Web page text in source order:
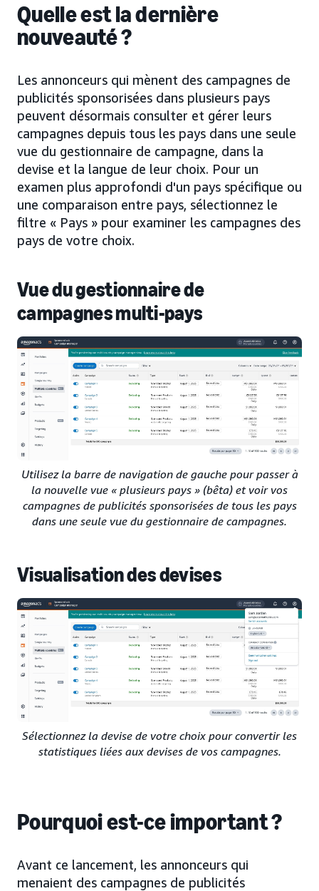
Quelle est la dernière
nouveauté ?
Les annonceurs qui mènent des campagnes de
publicités sponsorisées dans plusieurs pays
peuvent désormais consulter et gérer leurs
campagnes depuis tous les pays dans une seule
vue du gestionnaire de campagne, dans la
devise et la langue de leur choix. Pour un
examen plus approfondi d'un pays spécifique ou
une comparaison entre pays, sélectionnez le
filtre « Pays » pour examiner les campagnes des
pays de votre choix.
Vue du gestionnaire de
campagnes multi-pays
Utilisez la barre de navigation de gauche pour passer à
la nouvelle vue « plusieurs pays » (bêta) et voir vos
campagnes de publicités sponsorisées de tous les pays
dans une seule vue du gestionnaire de campagnes.
Visualisation des devises
Sélectionnez la devise de votre choix pour convertir les
statistiques liées aux devises de vos campagnes.
Pourquoi est-ce important ?
Avant ce lancement, les annonceurs qui
menaient des campagnes de publicités